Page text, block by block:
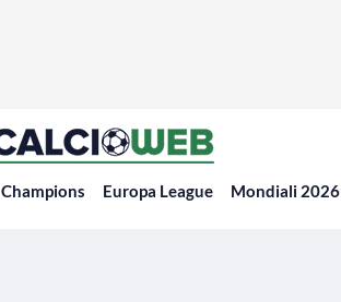
Champions Europa League Mondiali 2026